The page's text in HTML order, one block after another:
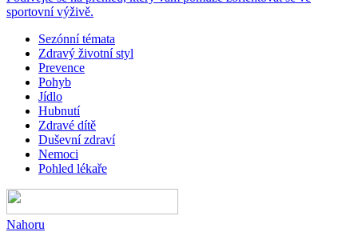
sportovní výživě.
Sezónní témata
Zdravý životní styl
Prevence
Pohyb
Jídlo
Hubnutí
Zdravé dítě
Duševní zdraví
Nemoci
Pohled lékaře
Nahoru